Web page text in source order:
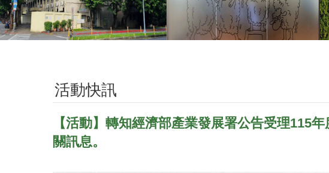
活動快訊
【活動】轉知經濟部產業發展署公告受理115
關訊息。